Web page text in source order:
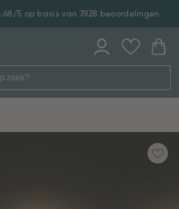
5 op basis van 7.928 beoordelingen